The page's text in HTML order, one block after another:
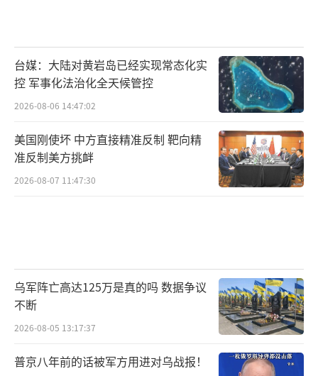
台媒：大陆对黄岩岛已经实现常态化实
控 军事化法治化全天候管控
2026-08-06 14:47:02
美国刚使坏 中方直接精准反制 靶向精
准反制美方挑衅
2026-08-07 11:47:30
乌军阵亡高达125万是真的吗 数据争议
不断
2026-08-05 13:17:37
普京八年前的话被军方用进对乌战报！